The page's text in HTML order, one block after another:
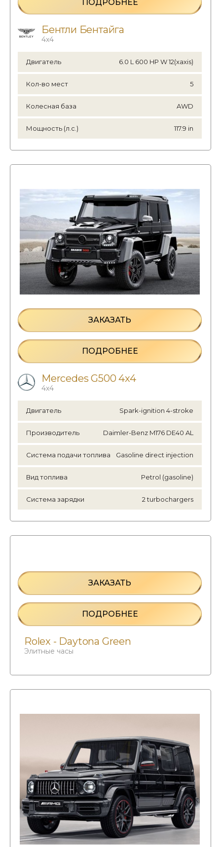
ПОДРОБНЕЕ
Бентли Бентайга
4х4
Двигатель 6.0 L 600 HP W 12(xaxis)
Кол-во мест 5
Колесная база AWD
Мощность (л.с.) 117.9 in
ЗАКАЗАТЬ
ПОДРОБНЕЕ
Mercedes G500 4x4
4х4
Двигатель Spark-ignition 4-stroke
Производитель Daimler-Benz M176 DE40 AL
Система подачи топлива Gasoline direct injection
Вид топлива Petrol (gasoline)
Система зарядки 2 turbochargers
ЗАКАЗАТЬ
ПОДРОБНЕЕ
Rolex - Daytona Green
Элитные часы